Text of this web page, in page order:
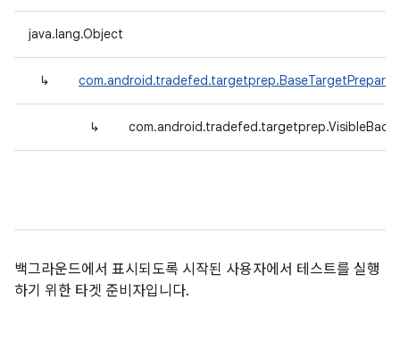
java.lang.Object
↳ com.android.tradefed.targetprep.BaseTargetPreparer
↳
백그라운드에서 표시되도록 시작된 사용자에서 테스트를 실행
하기 위한 타겟 준비자입니다.